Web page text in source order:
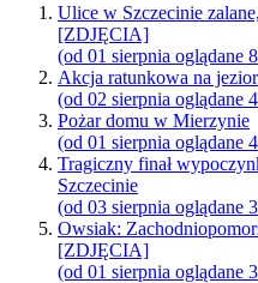
Ulice w Szczecinie
[ZDJĘCIA]
(od 01 sierpnia oglądane
Akcja ratunkowa na
(od 02 sierpnia oglądane
Pożar domu w Mierzynie
(od 01 sierpnia oglądane
Tragiczny finał
Szczecinie
(od 03 sierpnia oglądane
Owsiak:
[ZDJĘCIA]
(od 01 sierpnia oglądane